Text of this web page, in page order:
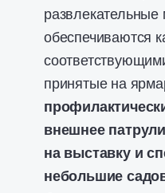
обеспечиваются
принятые на
внешнее
на выставку и
небольшие